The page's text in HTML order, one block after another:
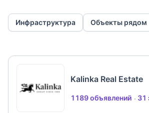
Инфраструктура Объекты рядом
Kalinka Real Estate
1189 объявлений 31